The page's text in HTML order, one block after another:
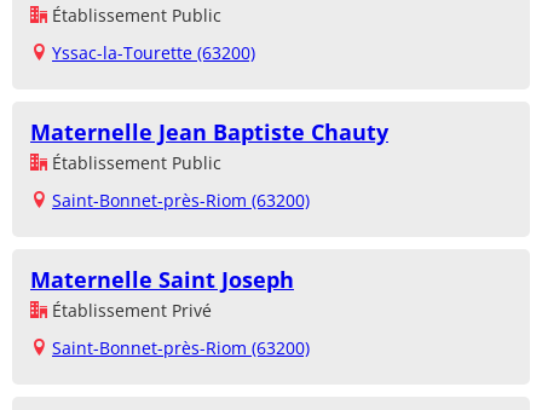
Établissement Public
Yssac-la-Tourette (63200)
Maternelle Jean Baptiste Chauty
Établissement Public
Saint-Bonnet-près-Riom (63200)
Maternelle Saint Joseph
Établissement Privé
Saint-Bonnet-près-Riom (63200)